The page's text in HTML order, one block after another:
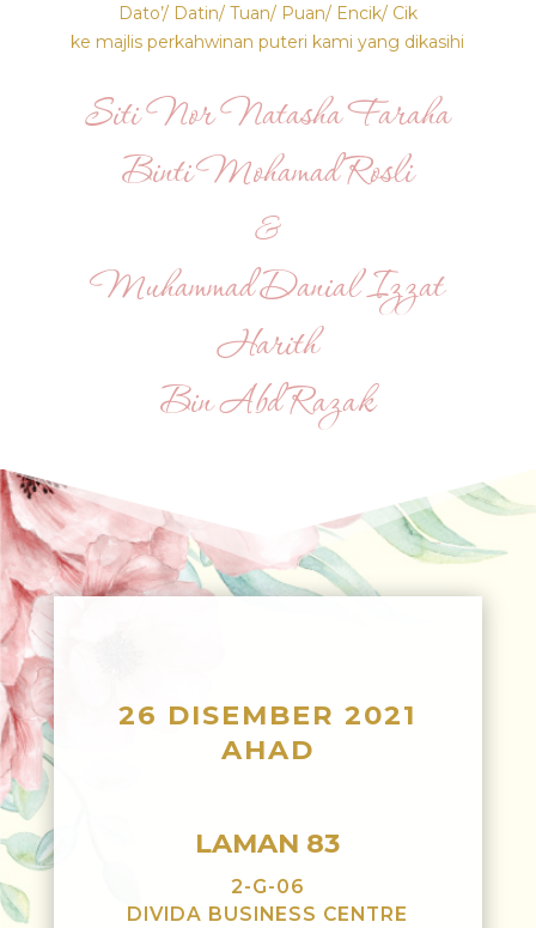
Dato’/ Datin/ Tuan/ Puan/ Encik/ Cik
ke majlis perkahwinan puteri kami yang dikasihi
Siti Nor Natasha Faraha
Binti Mohamad Rosli
&
Muhammad Danial Izzat
Harith
Bin Abd Razak
26 DISEMBER 2021
AHAD
LAMAN 83
2-G-06
DIVIDA BUSINESS CENTRE